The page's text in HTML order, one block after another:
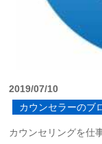
2019/07/10
カウンセラーのブ
カウンセリングを仕